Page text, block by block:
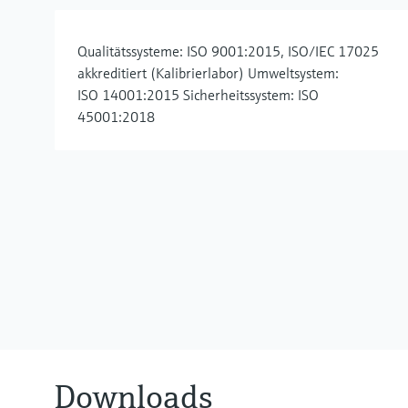
Qualitätssysteme: ISO 9001:2015, ISO/IEC 17025
akkreditiert (Kalibrierlabor) Umweltsystem:
ISO 14001:2015 Sicherheitssystem: ISO
45001:2018
Downloads